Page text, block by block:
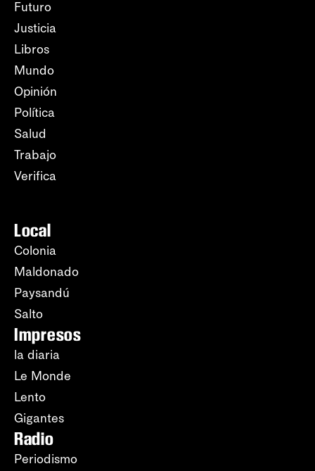
Futuro
Justicia
Libros
Mundo
Opinión
Política
Salud
Trabajo
Verifica
Local
Colonia
Maldonado
Paysandú
Salto
Impresos
la diaria
Le Monde
Lento
Gigantes
Radio
Periodismo